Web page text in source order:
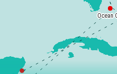
Ocean
Ocean